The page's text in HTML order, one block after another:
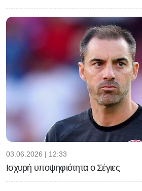
03.06.2026 | 12:33
Ισχυρή υποψηφιότητα ο Σέγιες